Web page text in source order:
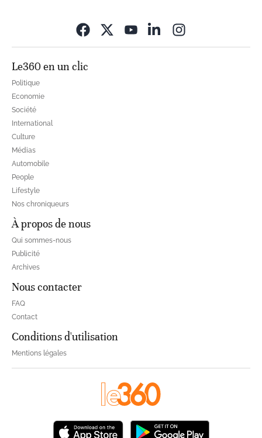
Le360 en un clic
Politique
Economie
Société
International
Culture
Médias
Automobile
People
Lifestyle
Nos chroniqueurs
À propos de nous
Qui sommes-nous
Publicité
Archives
Nous contacter
FAQ
Contact
Conditions d'utilisation
Mentions légales